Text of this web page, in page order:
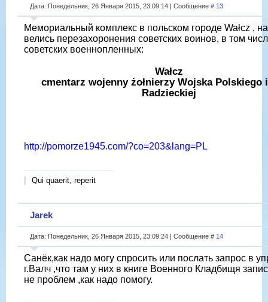
Дата: Понедельник, 26 Января 2015, 23:09:14 | Сообщение # 13
Мемориальный комплекс в польском городе Wałcz ,
велись перезахоронения советских воинов, в том
советских военнопленных:
Wałcz
cmentarz wojenny żołnierzy Wojska Polskiego
Radzieckiej
http://pomorze1945.com/?co=203&lang=PL
Qui quaerit, reperit
Jarek
Дата: Понедельник, 26 Января 2015, 23:09:24 | Сообщение # 14
Санёк,как надо могу спросить или послать запрос в
г.Валч ,что там у них в книге Военного Кладбищя
не проблем ,как надо помогу.